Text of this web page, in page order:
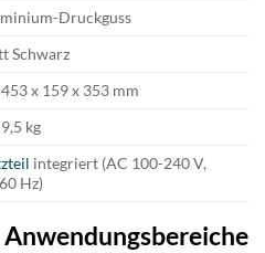
Druckguss
Schwarz
x 159 x 353 mm
kg
integriert (AC 100-240 V,
Hz)